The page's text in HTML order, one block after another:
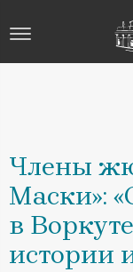
Члены
Маски»:
в
истории